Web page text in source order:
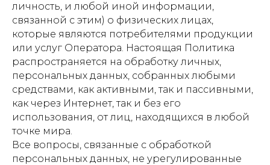
личность, и любой иной информации,
связанной с этим) о физических лицах,
которые являются потребителями продукции
или услуг Оператора. Настоящая Политика
распространяется на обработку личных,
персональных данных, собранных любыми
средствами, как активными, так и пассивными,
как через Интернет, так и без его
использования, от лиц, находящихся в любой
точке мира.
Все вопросы, связанные с обработкой
персональных данных, не урегулированные